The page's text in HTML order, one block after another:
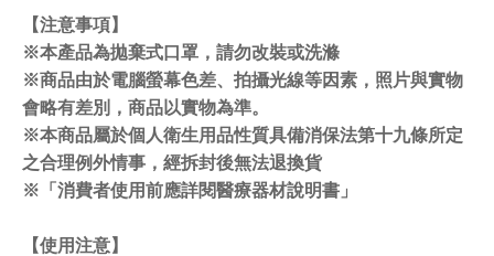
【注意事項】
※本產品為拋棄式口罩，請勿改裝或洗滌
※商品由於電腦螢幕色差、拍攝光線等因素，照片與實物
會略有差別，商品以實物為準。
※本商品屬於個人衛生用品性質具備消保法第十九條所定
之合理例外情事，經拆封後無法退換貨
※「消費者使用前應詳閱醫療器材說明書」
【使用注意】